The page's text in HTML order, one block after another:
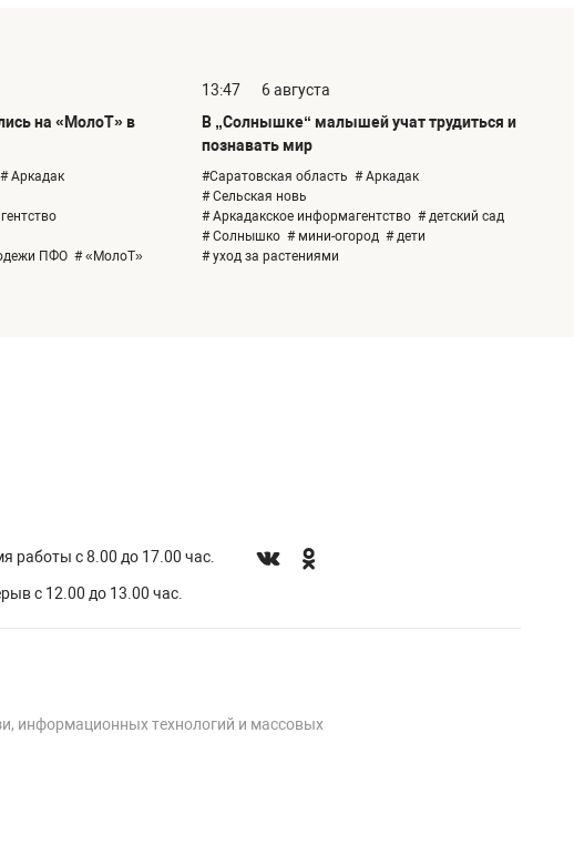
на «МолоТ» в
# Аркадак
ПФО # «МолоТ»
13:47
6 августа
В „Солнышке“ малышей учат трудиться и
познавать мир
#Саратовская область # Аркадак
# Сельская новь
# Аркадакское информагентство # детский сад
# Солнышко # мини-огород # дети
# уход за растениями
работы с 8.00 до 17.00 час.
с 12.00 до 13.00 час.
информационных технологий и массовых